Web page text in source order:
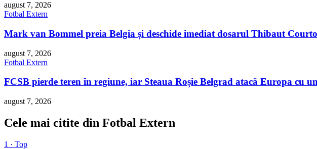
august 7, 2026
Fotbal Extern
Mark van Bommel preia Belgia și deschide imediat dosarul Thibaut
august 7, 2026
Fotbal Extern
FCSB pierde teren în regiune, iar Steaua Roșie Belgrad atacă Europa cu
august 7, 2026
Cele mai citite din Fotbal Extern
1 · Top